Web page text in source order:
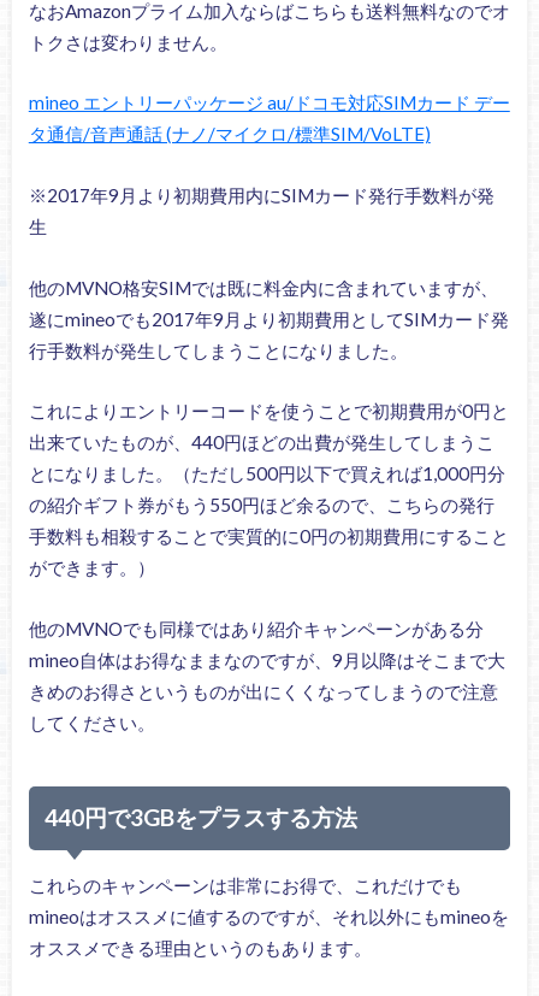
なおAmazonプライム加入ならばこちらも送料無料なのでオ
トクさは変わりません。
mineo エントリーパッケージ au/ドコモ対応SIMカード デー
タ通信/音声通話 (ナノ/マイクロ/標準SIM/VoLTE)
※2017年9月より初期費用内にSIMカード発行手数料が発
生
他のMVNO格安SIMでは既に料金内に含まれていますが、
遂にmineoでも2017年9月より初期費用としてSIMカード発
行手数料が発生してしまうことになりました。
これによりエントリーコードを使うことで初期費用が0円と
出来ていたものが、440円ほどの出費が発生してしまうこ
とになりました。（ただし500円以下で買えれば1,000円分
の紹介ギフト券がもう550円ほど余るので、こちらの発行
手数料も相殺することで実質的に0円の初期費用にすること
ができます。）
他のMVNOでも同様ではあり紹介キャンペーンがある分
mineo自体はお得なままなのですが、9月以降はそこまで大
きめのお得さというものが出にくくなってしまうので注意
してください。
440円で3GBをプラスする方法
これらのキャンペーンは非常にお得で、これだけでも
mineoはオススメに値するのですが、それ以外にもmineoを
オススメできる理由というのもあります。